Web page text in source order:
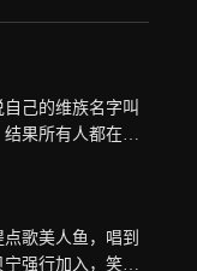
己的维族名字叫
结果所有人都在
歌美人鱼，唱到
宁强行加入，笑掉